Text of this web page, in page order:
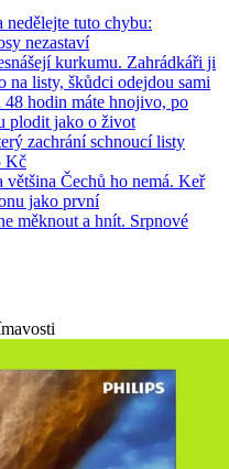
nedělejte tuto chybu:
nezastaví
kurkumu. Zahrádkáři ji
na listy, škůdci odejdou sami
48 hodin máte hnojivo, po
plodit jako o život
zachrání schnoucí listy
Kč
Čechů ho nemá. Keř
jako první
měknout a hnít. Srpnové